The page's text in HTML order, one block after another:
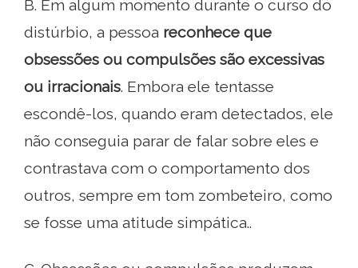
B. Em algum momento durante o curso do
distúrbio, a pessoa reconhece que
obsessões ou compulsões são excessivas
ou irracionais. Embora ele tentasse
escondê-los, quando eram detectados, ele
não conseguia parar de falar sobre eles e
contrastava com o comportamento dos
outros, sempre em tom zombeteiro, como
se fosse uma atitude simpática..